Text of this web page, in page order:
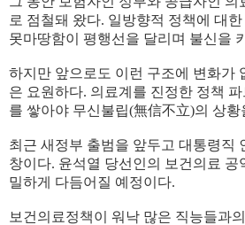
로 점철돼 왔다. 일방향적 정책에 대
못마땅함이 평행선을 달리며 불신을
하지만 앞으로도 이런 구조에 변화가
은 요원하다. 의료계를 진정한 정책
를 쌓아야 무신불립(無信不立)의 상황
최근 새정부 출범을 앞두고 대통령직
창이다. 윤석열 당선인의 보건의료 공
밀하게 다듬어질 예정이다.
보건의료정책이 워낙 많은 직능들과